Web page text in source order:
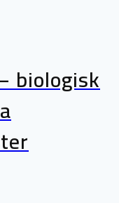
biologisk